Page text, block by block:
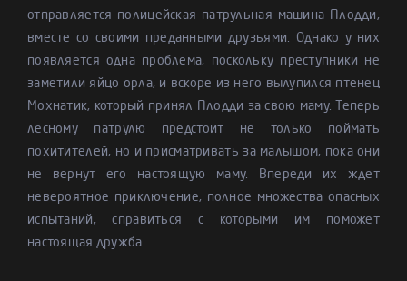
отправляется полицейская патрульная машина Плодди,
вместе со своими преданными друзьями. Однако у них
появляется одна проблема, поскольку преступники не
заметили яйцо орла, и вскоре из него вылупился птенец
Мохнатик, который принял Плодди за свою маму. Теперь
лесному патрулю предстоит не только поймать
похитителей, но и присматривать за малышом, пока они
не вернут его настоящую маму. Впереди их ждет
невероятное приключение, полное множества опасных
испытаний, справиться с которыми им поможет
настоящая дружба...